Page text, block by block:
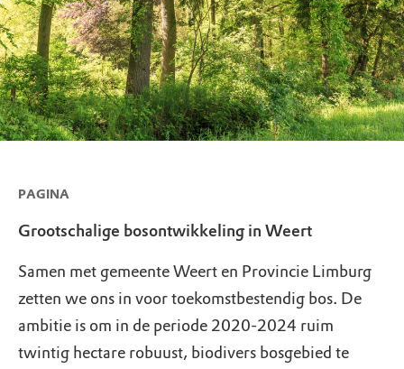
PAGINA
Grootschalige bosontwikkeling in Weert
Samen met gemeente Weert en Provincie Limburg
zetten we ons in voor toekomstbestendig bos. De
ambitie is om in de periode 2020-2024 ruim
twintig hectare robuust, biodivers bosgebied te